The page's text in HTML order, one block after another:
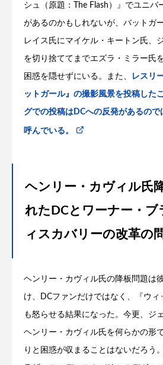
シュ（原題：The Flash）』でユニバ
があるのかもしれないが、バットガ
レイス氏にマイケル・キートン氏、
を切り捨ててまでエズラ・ミラー氏
困惑を隠せずにいる。また、 レスリ
ットガール』の撮影風景を投稿した
グでの投稿はDCへの反発があるの
呼んでいる。
ヘンリー・カヴィル氏
れたDCとワーナー・ブ
ィスカバリーの改革の
ヘンリー・カヴィル氏の降板問題は
け、DCファンだけではなく、『ウィ
も怒らせる結果になった。今更、ジ
ヘンリー・カヴィル氏を何らかの形
りと困惑が収まることはないだろう